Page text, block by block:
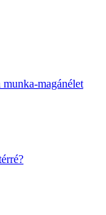
magánélet